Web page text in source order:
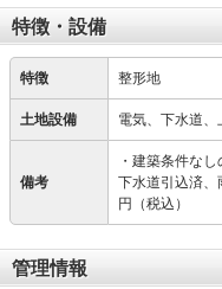
特徴・設備
特徴 整形地
土地設備 電気、下水道
備考
・建築条件な
下水道引込済
円（税込）
管理情報